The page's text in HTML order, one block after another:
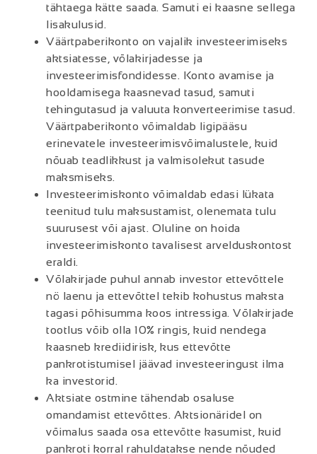
tähtaega kätte saada. Samuti ei kaasne sellega
lisakulusid.
Väärtpaberikonto on vajalik investeerimiseks
aktsiatesse, võlakirjadesse ja
investeerimisfondidesse. Konto avamise ja
hooldamisega kaasnevad tasud, samuti
tehingutasud ja valuuta konverteerimise tasud.
Väärtpaberikonto võimaldab ligipääsu
erinevatele investeerimisvõimalustele, kuid
nõuab teadlikkust ja valmisolekut tasude
maksmiseks.
Investeerimiskonto võimaldab edasi lükata
teenitud tulu maksustamist, olenemata tulu
suurusest või ajast. Oluline on hoida
investeerimiskonto tavalisest arvelduskontost
eraldi.
Võlakirjade puhul annab investor ettevõttele
nö laenu ja ettevõttel tekib kohustus maksta
tagasi põhisumma koos intressiga. Võlakirjade
tootlus võib olla 10% ringis, kuid nendega
kaasneb krediidirisk, kus ettevõtte
pankrotistumisel jäävad investeeringust ilma
ka investorid.
Aktsiate ostmine tähendab osaluse
omandamist ettevõttes. Aktsionäridel on
võimalus saada osa ettevõtte kasumist, kuid
pankroti korral rahuldatakse nende nõuded